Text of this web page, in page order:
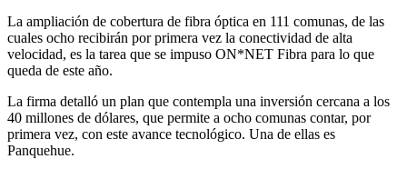
La ampliación de cobertura de fibra óptica en 111 comunas, de las
cuales ocho recibirán por primera vez la conectividad de alta
velocidad, es la tarea que se impuso ON*NET Fibra para lo que
queda de este año.
La firma detalló un plan que contempla una inversión cercana a los
40 millones de dólares, que permite a ocho comunas contar, por
primera vez, con este avance tecnológico. Una de ellas es
Panquehue.